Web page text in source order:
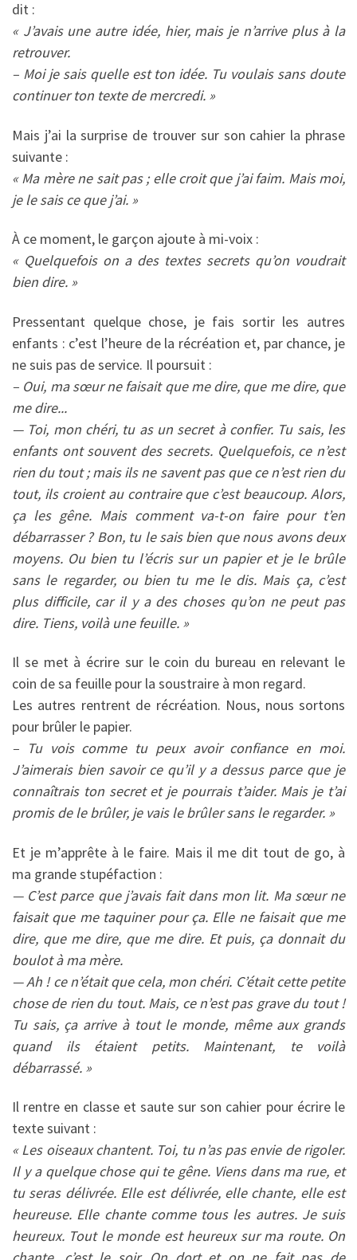
dit :
« J’avais une autre idée, hier, mais je n’arrive plus à la
retrouver.
– Moi je sais quelle est ton idée. Tu voulais sans doute
continuer ton texte de mercredi. »
Mais j’ai la surprise de trouver sur son cahier la phrase
suivante :
« Ma mère ne sait pas ; elle croit que j’ai faim. Mais moi,
je le sais ce que j’ai. »
À ce moment, le garçon ajoute à mi-voix :
« Quelquefois on a des textes secrets qu’on voudrait
bien dire. »
Pressentant quelque chose, je fais sortir les autres
enfants : c’est l’heure de la récréation et, par chance, je
ne suis pas de service. Il poursuit :
– Oui, ma sœur ne faisait que me dire, que me dire, que
me dire...
— Toi, mon chéri, tu as un secret à confier. Tu sais, les
enfants ont souvent des secrets. Quelquefois, ce n’est
rien du tout ; mais ils ne savent pas que ce n’est rien du
tout, ils croient au contraire que c’est beaucoup. Alors,
ça les gêne. Mais comment va-t-on faire pour t’en
débarrasser ? Bon, tu le sais bien que nous avons deux
moyens. Ou bien tu l’écris sur un papier et je le brûle
sans le regarder, ou bien tu me le dis. Mais ça, c’est
plus difficile, car il y a des choses qu’on ne peut pas
dire. Tiens, voilà une feuille. »
Il se met à écrire sur le coin du bureau en relevant le
coin de sa feuille pour la soustraire à mon regard.
Les autres rentrent de récréation. Nous, nous sortons
pour brûler le papier.
– Tu vois comme tu peux avoir confiance en moi.
J’aimerais bien savoir ce qu’il y a dessus parce que je
connaîtrais ton secret et je pourrais t’aider. Mais je t’ai
promis de le brûler, je vais le brûler sans le regarder. »
Et je m’apprête à le faire. Mais il me dit tout de go, à
ma grande stupéfaction :
— C’est parce que j’avais fait dans mon lit. Ma sœur ne
faisait que me taquiner pour ça. Elle ne faisait que me
dire, que me dire, que me dire. Et puis, ça donnait du
boulot à ma mère.
— Ah ! ce n’était que cela, mon chéri. C’était cette petite
chose de rien du tout. Mais, ce n’est pas grave du tout !
Tu sais, ça arrive à tout le monde, même aux grands
quand ils étaient petits. Maintenant, te voilà
débarrassé. »
Il rentre en classe et saute sur son cahier pour écrire le
texte suivant :
« Les oiseaux chantent. Toi, tu n’as pas envie de rigoler.
Il y a quelque chose qui te gêne. Viens dans ma rue, et
tu seras délivrée. Elle est délivrée, elle chante, elle est
heureuse. Elle chante comme tous les autres. Je suis
heureux. Tout le monde est heureux sur ma route. On